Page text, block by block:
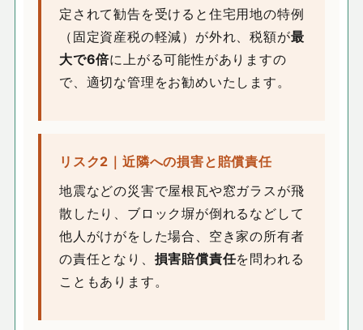
定されて勧告を受けると住宅用地の特例
（固定資産税の軽減）が外れ、税額が最
大で6倍に上がる可能性がありますの
で、適切な管理をお勧めいたします。
リスク2｜近隣への損害と賠償責任
地震などの災害で屋根瓦や窓ガラスが飛
散したり、ブロック塀が倒れるなどして
他人がけがをした場合、空き家の所有者
の責任となり、 損害賠償責任を問われる
こともあります。